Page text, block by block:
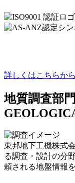
詳しくはこちらから
地質調査部門
東邦地下工機株式
る調査・設計の分
頼される地盤情報